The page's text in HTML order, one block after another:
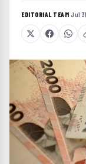
EDITORIAL TEAM·Jul